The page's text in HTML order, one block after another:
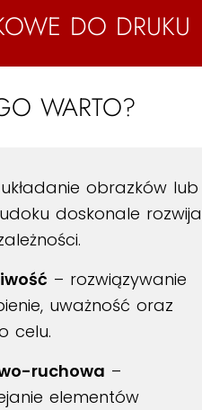
DO DRUKU
WARTO?
obrazków lub
doskonale rozwija
– rozwiązywanie
uważność oraz
celu.
ruchowa –
elementów